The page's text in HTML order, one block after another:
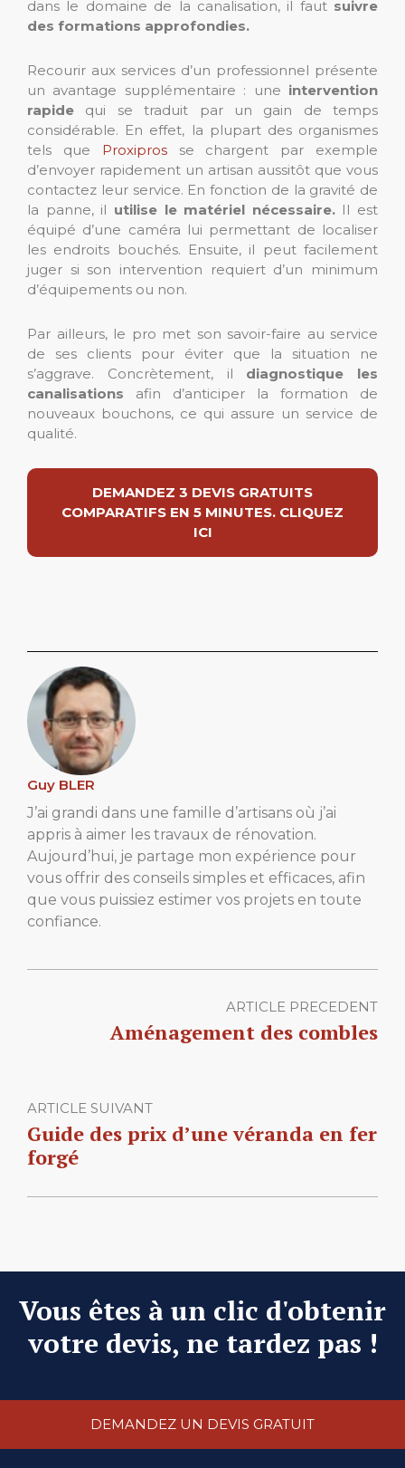
dans le domaine de la canalisation, il faut suivre
des formations approfondies.
Recourir aux services d’un professionnel présente
un avantage supplémentaire : une intervention
rapide qui se traduit par un gain de temps
considérable. En effet, la plupart des organismes
tels que Proxiprosse chargent par exemple
d’envoyer rapidement un artisan aussitôt que vous
contactez leur service. En fonction de la gravité de
la panne, il utilise le matériel nécessaire.Il est
équipé d’une caméra lui permettant de localiser
les endroits bouchés. Ensuite, il peut facilement
juger si son intervention requiert d’un minimum
d’équipements ou non.
Par ailleurs, le pro met son savoir-faire au service
de ses clients pour éviter que la situation ne
s’aggrave. Concrètement, il diagnostique les
canalisations afin d’anticiper la formation de
nouveaux bouchons, ce qui assure un service de
qualité.
DEMANDEZ 3 DEVIS GRATUITS
COMPARATIFS EN 5 MINUTES. CLIQUEZ
ICI
Guy BLER
J’ai grandi dans une famille d’artisans où j’ai
appris à aimer les travaux de rénovation.
Aujourd’hui, je partage mon expérience pour
vous offrir des conseils simples et efficaces, afin
que vous puissiez estimer vos projets en toute
confiance.
ARTICLE PRECEDENT
Aménagement des combles
ARTICLE SUIVANT
Guide des prix d’une véranda en fer
forgé
Vous êtes à un clic d'obtenir
votre devis, ne tardez pas !
DEMANDEZ UN DEVIS GRATUIT